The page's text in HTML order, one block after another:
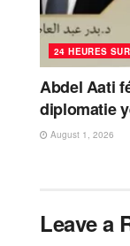
24 HEURES
Abdel Aati
diplomatie
August 1, 2026
Leave a